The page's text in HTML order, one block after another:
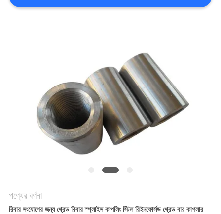
নীতি
পণ্যের বর্ণনা
রিবার সংযোগের জন্য থ্রেড রিবার স্প্লাইস কাপলিং স্টিল রিইনফোর্সড থ্রেড বার কাপলার